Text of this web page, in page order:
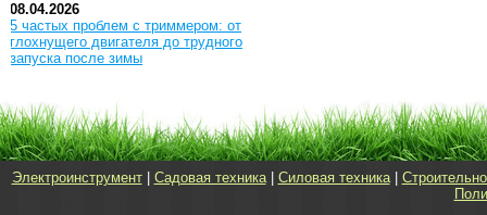
08.04.2026
5 частых проблем с триммером: от
глохнущего двигателя до трудного
запуска после зимы
Электроинструмент| Садовая техника| Силовая техника|